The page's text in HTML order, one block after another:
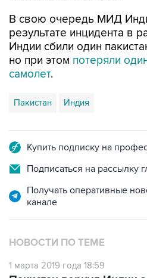
В свою очередь МИД
результате инцидента в
Индии сбили один
но при этом потеряли
самолет.
Пакистан Индия
Купить подписку на
Подписаться на рассылку
Получать оперативные
канале
НОВОСТИ ПО ТЕМЕ
1 марта 2019 года 18:59